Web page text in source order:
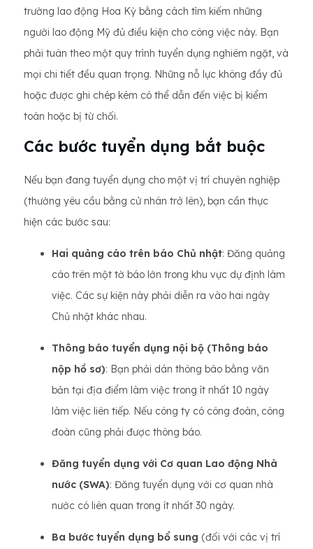
trường lao động Hoa Kỳ bằng cách tìm kiếm những
người lao động Mỹ đủ điều kiện cho công việc này. Bạn
phải tuân theo một quy trình tuyển dụng nghiêm ngặt, và
mọi chi tiết đều quan trọng. Những nỗ lực không đầy đủ
hoặc được ghi chép kém có thể dẫn đến việc bị kiểm
toán hoặc bị từ chối.
Các bước tuyển dụng bắt buộc
Nếu bạn đang tuyển dụng cho một vị trí chuyên nghiệp
(thường yêu cầu bằng cử nhân trở lên), bạn cần thực
hiện các bước sau:
Hai quảng cáo trên báo Chủ nhật: Đăng quảng
cáo trên một tờ báo lớn trong khu vực dự định làm
việc. Các sự kiện này phải diễn ra vào hai ngày
Chủ nhật khác nhau.
Thông báo tuyển dụng nội bộ (Thông báo
nộp hồ sơ): Bạn phải dán thông báo bằng văn
bản tại địa điểm làm việc trong ít nhất 10 ngày
làm việc liên tiếp. Nếu công ty có công đoàn, công
đoàn cũng phải được thông báo.
Đăng tuyển dụng với Cơ quan Lao động Nhà
nước (SWA): Đăng tuyển dụng với cơ quan nhà
nước có liên quan trong ít nhất 30 ngày.
Ba bước tuyển dụng bổ sung (đối với các vị trí